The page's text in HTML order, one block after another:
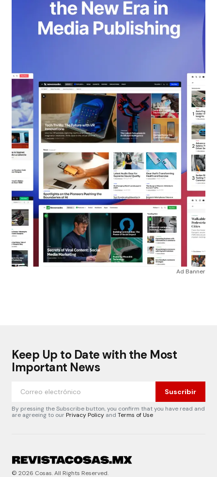
Ad Banner
Keep Up to Date with the Most
Important News
Suscribir
By pressing the Subscribe button, you confirm that you have read and
are agreeing to ourPrivacy Policy and Terms of Use
© 2026 Cosas. All Rights Reserved.